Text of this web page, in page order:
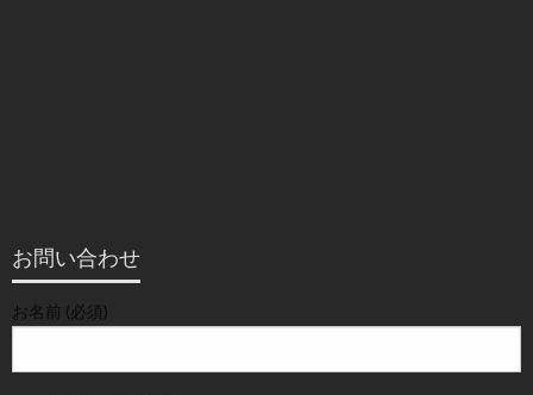
お問い合わせ
お名前 (必須)